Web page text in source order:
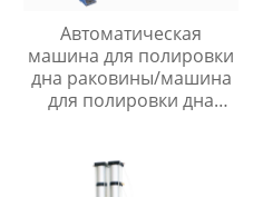
Автоматическая
машина для полировки
дна раковины/машина
для полировки дна